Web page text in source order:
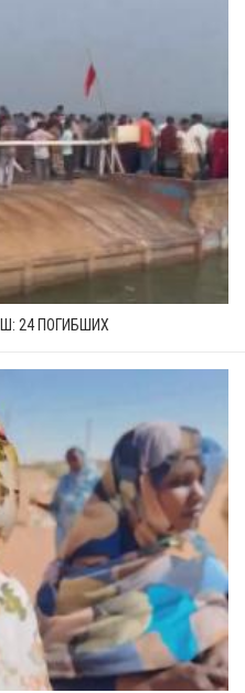
24 ПОГИБШИХ